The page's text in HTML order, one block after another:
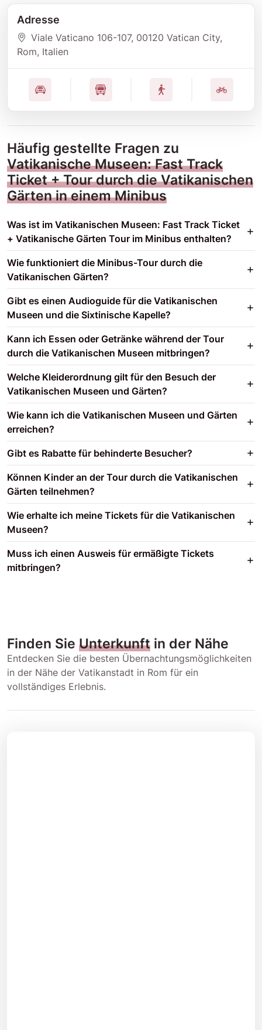
Adresse
Viale Vaticano 106-107, 00120 Vatican City,
Rom, Italien
Häufig gestellte Fragen zu
Vatikanische Museen: Fast Track
Ticket + Tour durch die Vatikanischen
Gärten in einem Minibus
Was ist im Vatikanischen Museen: Fast Track Ticket
+ Vatikanische Gärten Tour im Minibus enthalten?
Wie funktioniert die Minibus-Tour durch die
Vatikanischen Gärten?
Gibt es einen Audioguide für die Vatikanischen
Museen und die Sixtinische Kapelle?
Kann ich Essen oder Getränke während der Tour
durch die Vatikanischen Museen mitbringen?
Welche Kleiderordnung gilt für den Besuch der
Vatikanischen Museen und Gärten?
Wie kann ich die Vatikanischen Museen und Gärten
erreichen?
Gibt es Rabatte für behinderte Besucher?
Können Kinder an der Tour durch die Vatikanischen
Gärten teilnehmen?
Wie erhalte ich meine Tickets für die Vatikanischen
Museen?
Muss ich einen Ausweis für ermäßigte Tickets
mitbringen?
Finden Sie Unterkunft in der Nähe
Entdecken Sie die besten Übernachtungsmöglichkeiten
in der Nähe der Vatikanstadt in Rom für ein
vollständiges Erlebnis.